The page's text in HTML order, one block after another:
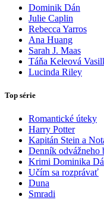
Dominik Dán
Julie Caplin
Rebecca Yarros
Ana Huang
Sarah J. Maas
Táňa Keleová
Lucinda Riley
Top série
Romantické úteky
Harry Potter
Kapitán Stein a
Denník odvážneho
Krimi Dominika
Učím sa rozprávať
Duna
Smradi